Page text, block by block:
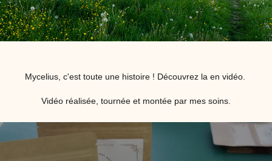
Mycelius, c'est toute une histoire ! Découvrez la en vidéo.
Vidéo réalisée, tournée et montée par mes soins.